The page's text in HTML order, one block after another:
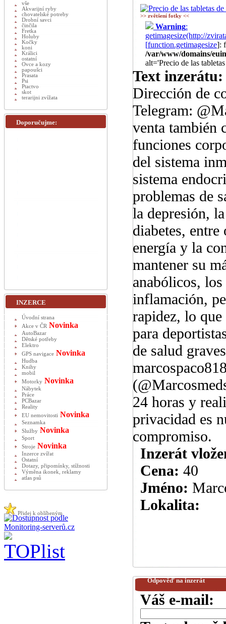
>> zvětšení fotky <<
Warning:
getimagesize(http://
[function.getimagesize]:
/var/www/domains/
alt='Precio de las
Text inzerátu:
Dirección de
Telegram:
venta también
funciones
del sistema
sistema
problemas de
la depresión,
diabetes,
energía y la
mantener su
anabólicos,
inflamación,
rapidez, lo
para
de salud
24 horas y
privacidad es
compromiso.
Inzerát
Cena: 40
Jméno:
Lokalita:
Odpověď na inzerát
Váš e-mail:
vše
Akvarijní ryby
chovatelské potreby
Drobní savci
činčila
Fretka
Holuby
Kočky
koni
Králici
ostatní
Ovce a kozy
papoušci
Prasata
Psi
Ptactvo
skot
terarijni zvížata
Doporučujme:
INZERCE
Úvodní strana
Akce v ČR Novinka
AutoBazar
Dětské potřeby
Elektro
GPS navigace Novinka
Hudba
Knihy
mobil
Motorky Novinka
Nábytek
Práce
PCBazar
Reality
EU nemovitosti Novinka
Seznamka
Služby Novinka
Sport
Stroje Novinka
Inzerce zvířat
Ostatní
Dotazy, připomínky, stížnosti
Výměna ikonek, reklamy
atlas psů
Přidej k oblíbeným